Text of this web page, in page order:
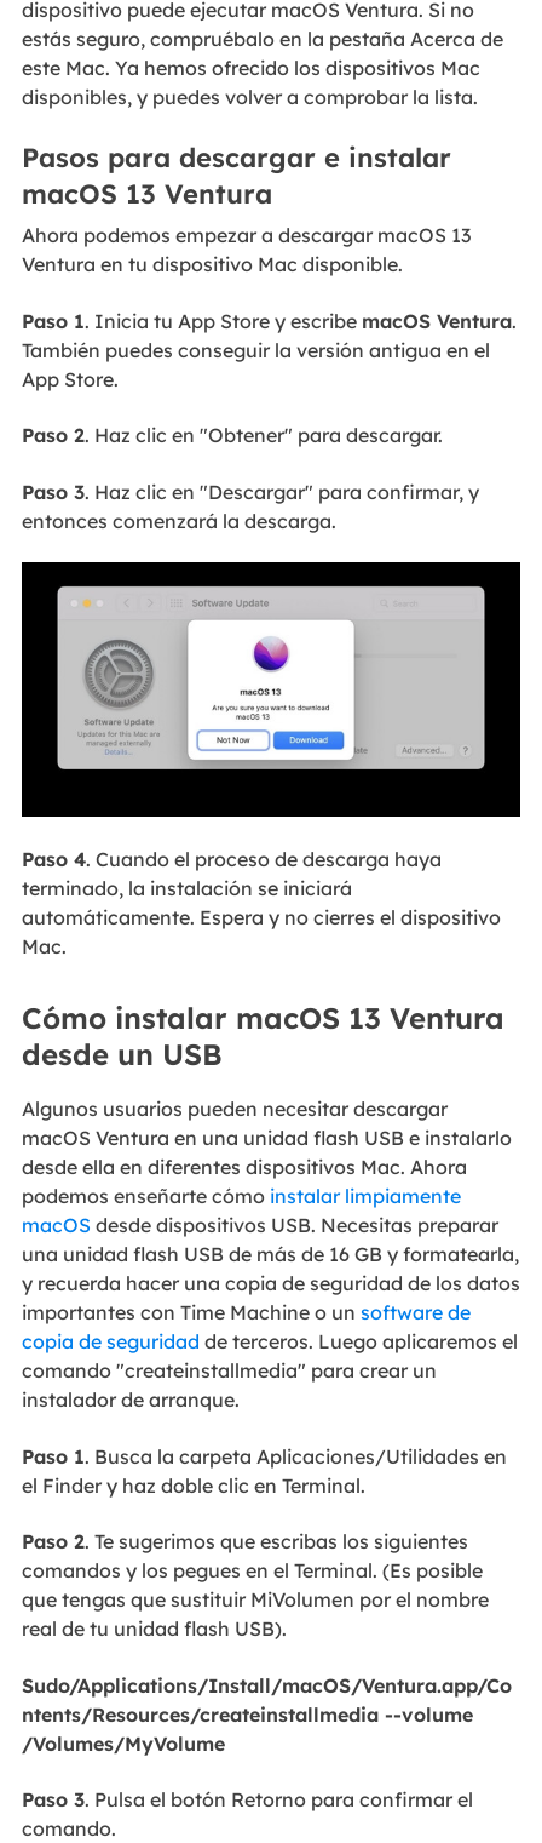
dispositivo puede ejecutar macOS Ventura. Si no
estás seguro, compruébalo en la pestaña Acerca de
este Mac. Ya hemos ofrecido los dispositivos Mac
disponibles, y puedes volver a comprobar la lista.
Pasos para descargar e instalar
macOS 13 Ventura
Ahora podemos empezar a descargar macOS 13
Ventura en tu dispositivo Mac disponible.
Paso 1. Inicia tu App Store y escribe macOS Ventura.
También puedes conseguir la versión antigua en el
App Store.
Paso 2. Haz clic en "Obtener" para descargar.
Paso 3. Haz clic en "Descargar" para confirmar, y
entonces comenzará la descarga.
Paso 4. Cuando el proceso de descarga haya
terminado, la instalación se iniciará
automáticamente. Espera y no cierres el dispositivo
Mac.
Cómo instalar macOS 13 Ventura
desde un USB
Algunos usuarios pueden necesitar descargar
macOS Ventura en una unidad flash USB e instalarlo
desde ella en diferentes dispositivos Mac. Ahora
podemos enseñarte cómo instalar limpiamente
macOS desde dispositivos USB. Necesitas preparar
una unidad flash USB de más de 16 GB y formatearla,
y recuerda hacer una copia de seguridad de los datos
importantes con Time Machine o un software de
copia de seguridad de terceros. Luego aplicaremos el
comando "createinstallmedia" para crear un
instalador de arranque.
Paso 1. Busca la carpeta Aplicaciones/Utilidades en
el Finder y haz doble clic en Terminal.
Paso 2. Te sugerimos que escribas los siguientes
comandos y los pegues en el Terminal. (Es posible
que tengas que sustituir MiVolumen por el nombre
real de tu unidad flash USB).
Sudo/Applications/Install/macOS/Ventura.app/Co
ntents/Resources/createinstallmedia --volume
/Volumes/MyVolume
Paso 3. Pulsa el botón Retorno para confirmar el
comando.